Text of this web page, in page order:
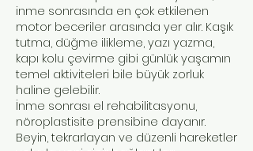
inme sonrasında en çok etkilenen
motor beceriler arasında yer alır. Kaşık
tutma, düğme ilikleme, yazı yazma,
kapı kolu çevirme gibi günlük yaşamın
temel aktiviteleri bile büyük zorluk
haline gelebilir.
İnme sonrası el rehabilitasyonu,
nöroplastisite prensibine dayanır.
Beyin, tekrarlayan ve düzenli hareketler